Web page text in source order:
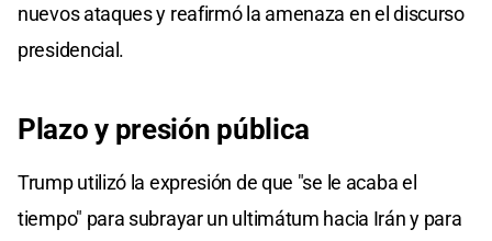
nuevos ataques y reafirmó la amenaza en el discurso
presidencial.
Plazo y presión pública
Trump utilizó la expresión de que "se le acaba el
tiempo" para subrayar un ultimátum hacia Irán y para